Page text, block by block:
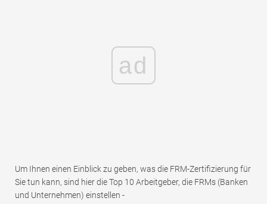
ad
Um Ihnen einen Einblick zu geben, was die FRM-Zertifizierung für
Sie tun kann, sind hier die Top 10 Arbeitgeber, die FRMs (Banken
und Unternehmen) einstellen -